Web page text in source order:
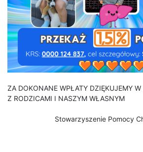
ZA DOKONANE WPŁATY DZIĘKUJEMY
Z RODZICAMI I NASZYM WŁASNYM
Stowarzyszenie Pomocy